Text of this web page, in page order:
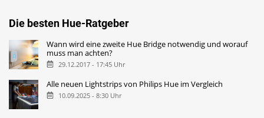
Die besten Hue-Ratgeber
Wann wird eine zweite Hue Bridge notwendig und worauf
muss man achten?
29.12.2017 - 17:45 Uhr
Alle neuen Lightstrips von Philips Hue im Vergleich
10.09.2025 - 8:30 Uhr